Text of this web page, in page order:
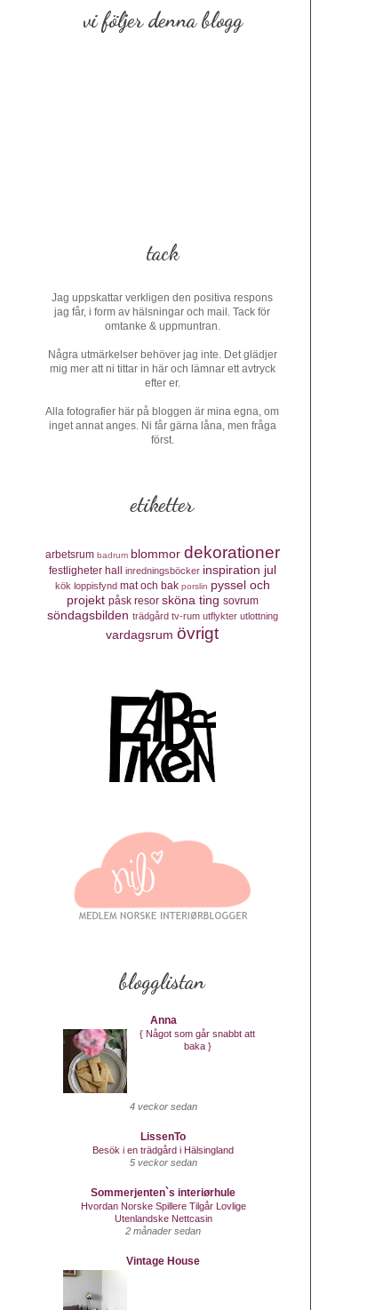
vi följer denna blogg
tack
Jag uppskattar verkligen den positiva respons
jag får, i form av hälsningar och mail. Tack för
omtanke & uppmuntran.
Några utmärkelser behöver jag inte. Det glädjer
mig mer att ni tittar in här och lämnar ett avtryck
efter er.
Alla fotografier här på bloggen är mina egna, om
inget annat anges. Ni får gärna låna, men fråga
först.
etiketter
arbetsrum badrum blommor dekorationer
festligheter hall inredningsböcker inspiration jul
kök loppisfynd mat och bak porslin pyssel och
projekt påsk resor sköna ting sovrum
söndagsbilden trädgård tv-rum utflykter utlottning
vardagsrum övrigt
blogglistan
Anna
{ Något som går snabbt att
baka }
4 veckor sedan
LissenTo
Besök i en trädgård i Hälsingland
5 veckor sedan
Sommerjenten`s interiørhule
Hvordan Norske Spillere Tilgår Lovlige
Utenlandske Nettcasin
2 månader sedan
Vintage House